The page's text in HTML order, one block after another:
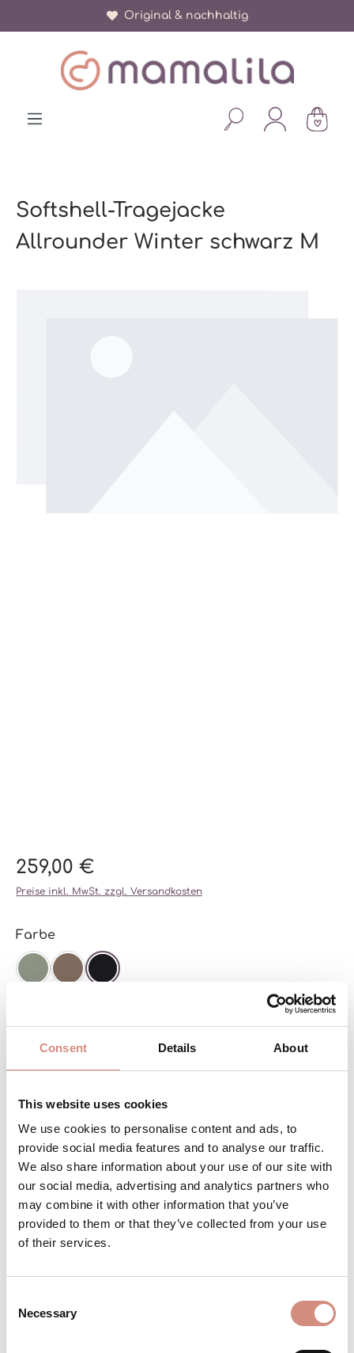
Consent Details About
This website uses cookies
We use cookies to personalise content and ads, to
provide social media features and to analyse our traffic.
We also share information about your use of our site with
our social media, advertising and analytics partners who
may combine it with other information that you’ve
provided to them or that they’ve collected from your use
of their services.
Selection
Necessary
Original & nachhaltig
Softshell-Tragejacke
Allrounder Winter schwarz M
259,00 €
Preise inkl. MwSt. zzgl. Versandkosten
Farbeauswählen
AGAVECHESTNUTSCHWARZ
XS S XL
Produkt Anzahl: Gib den
Stk IN DEN WARENKORB
Produktnummer:Wsoft-ci-m-sw
Für deinen Babybauch, zum Babytragen